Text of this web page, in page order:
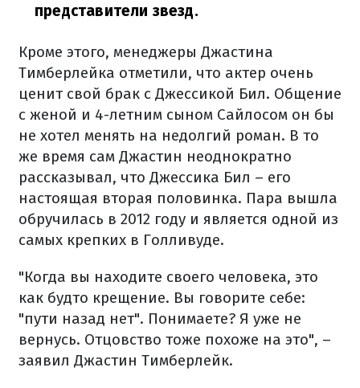
представители звезд.
Кроме этого, менеджеры Джастина
Тимберлейка отметили, что актер очень
ценит свой брак с Джессикой Бил. Общение
с женой и 4-летним сыном Сайлосом он бы
не хотел менять на недолгий роман. В то
же время сам Джастин неоднократно
рассказывал, что Джессика Бил – его
настоящая вторая половинка. Пара вышла
обручилась в 2012 году и является одной из
самых крепких в Голливуде.
"Когда вы находите своего человека, это
как будто крещение. Вы говорите себе:
"пути назад нет". Понимаете? Я уже не
вернусь. Отцовство тоже похоже на это", –
заявил Джастин Тимберлейк.